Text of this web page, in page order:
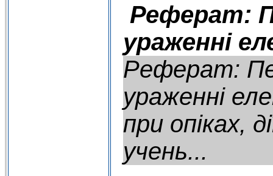
Реферат:
ураженні
Реферат:
ураженні
при опіках,
учень...